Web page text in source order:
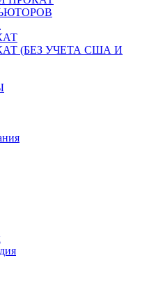
(БЕЗ УЧЕТА США И